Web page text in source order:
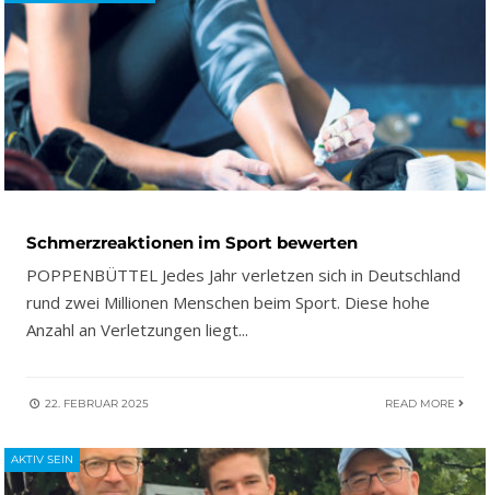
Schmerzreaktionen im Sport bewerten
POPPENBÜTTEL Jedes Jahr verletzen sich in Deutschland
rund zwei Millionen Menschen beim Sport. Diese hohe
Anzahl an Verletzungen liegt...
22. FEBRUAR 2025 READ MORE
AKTIV SEIN